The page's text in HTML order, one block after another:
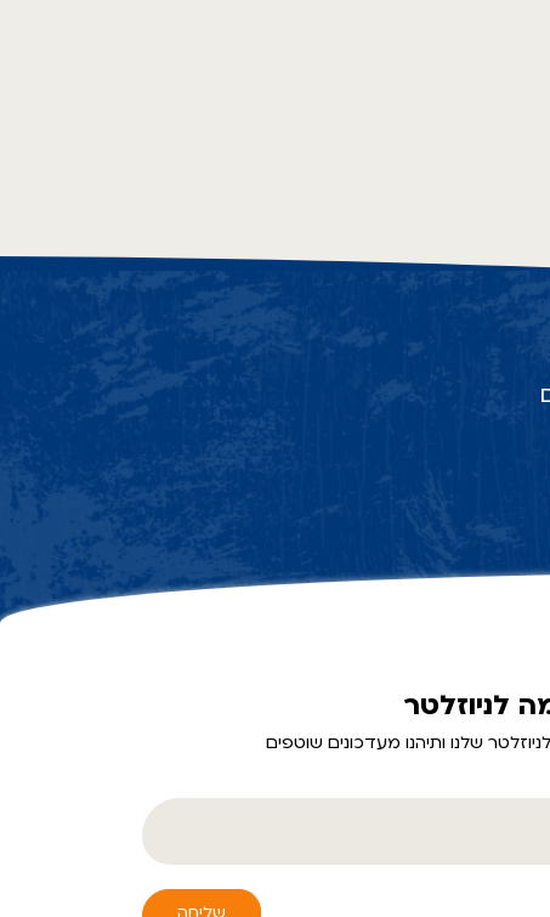
לניוזלטר
שלנו ותיהנו מעדכונים שוטפים